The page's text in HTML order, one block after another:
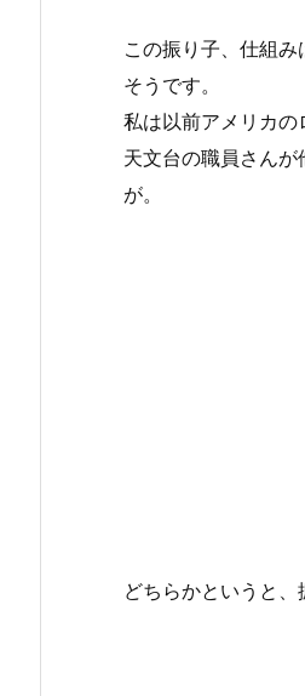
この振り子、仕組
そうです。
私は以前アメリカ
天文台の職員さん
が。
どちらかというと、